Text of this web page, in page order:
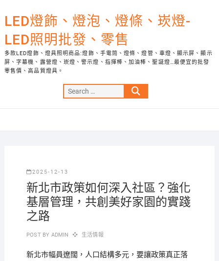
to
content
LED燈飾、燈泡、燈條、崁燈-
LED照明批發、零售
多款LED燈飾、燈具照明商品:燈飾、手電筒、燈條、燈管、車燈、顯示屏、顯示
屏、字幕機、露營燈、崁燈、警示燈、指揮棒、加油棒、聖誕燈…最便宜的批發
零售價、高品質燈具。
Search
…
2025-12-13
新北市政策如何深入社區？強化
基層管理，共創美好家園的實踐
之路
POST BY ADMIN 生活情報
新北市幅員遼闊，人口結構多元，要讓政策真正落